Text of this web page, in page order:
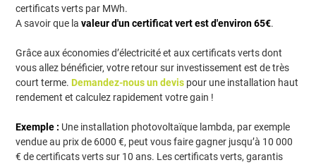
certificats verts par MWh.
A savoir que lavaleur d'un certificat vert est d'environ 65€.
Grâce aux économies d’électricité et aux certificats verts dont
vous allez bénéficier, votre retour sur investissement est de très
court terme. Demandez-nous un devis pour une installation haut
rendement et calculez rapidement votre gain !
Exemple : Une installation photovoltaïque lambda, par exemple
vendue au prix de 6000 €, peut vous faire gagner jusqu’à 10 000
€ de certificats verts sur 10 ans. Les certificats verts, garantis